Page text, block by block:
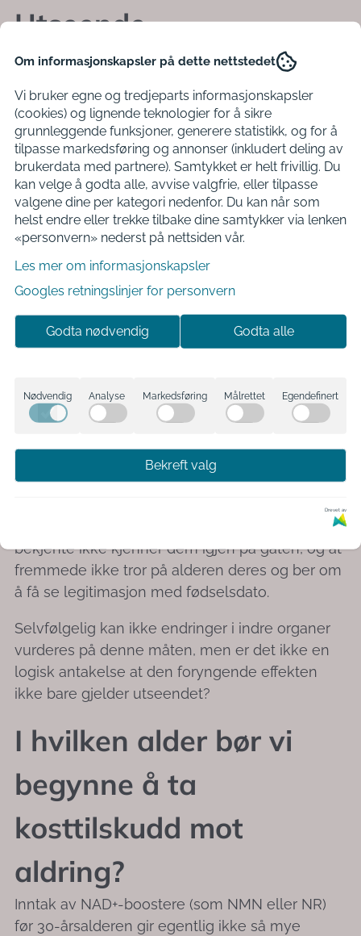
Utseende
Med tiden endrer også utseendet seg. Mange
rapporterer at huden blir glattere og friskere, og
negler og hår vokser som bare det. Samtidig blir
ser sunnere ut.
Folk som tar fisetin rapporterer at mengden
grått hår reduseres, og de som tar berberin at de
går ned i vekt. Lignende respons kommer fra
bekjente ikke kjenner dem igjen på gaten, og at
fremmede ikke tror på alderen deres og ber om
å få se legitimasjon med fødselsdato.
Selvfølgelig kan ikke endringer i indre organer
vurderes på denne måten, men er det ikke en
logisk antakelse at den foryngende effekten
ikke bare gjelder utseendet?
I hvilken alder bør vi
begynne å ta
kosttilskudd mot
aldring?
Inntak av NAD+-boostere (som NMN eller NR)
før 30-årsalderen gir egentlig ikke så mye
Om informasjonskapsler på dette nettstedet
Vi bruker egne og tredjeparts informasjonskapsler
(cookies) og lignende teknologier for å sikre
grunnleggende funksjoner, generere statistikk, og for å
tilpasse markedsføring og annonser (inkludert deling av
brukerdata med partnere). Samtykket er helt frivillig. Du
kan velge å godta alle, avvise valgfrie, eller tilpasse
valgene dine per kategori nedenfor. Du kan når som
helst endre eller trekke tilbake dine samtykker via lenken
«personvern» nederst på nettsiden vår.
Les mer om informasjonskapsler
Googles retningslinjer for personvern
Godta nødvendig Godta alle
Nødvendig Analyse Markedsføring Målrettet Egendefinert
Bekreft valg
Drevet av